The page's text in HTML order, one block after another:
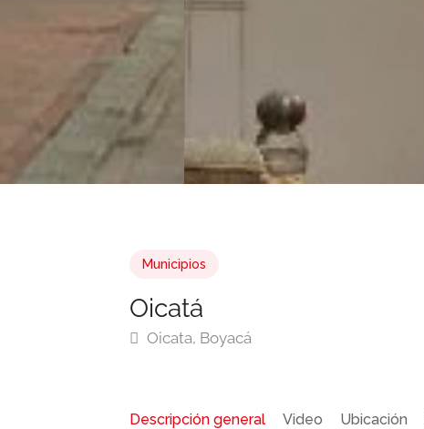
Municipios
Oicatá
Oicata, Boyacá
Descripción general Video Ubicación